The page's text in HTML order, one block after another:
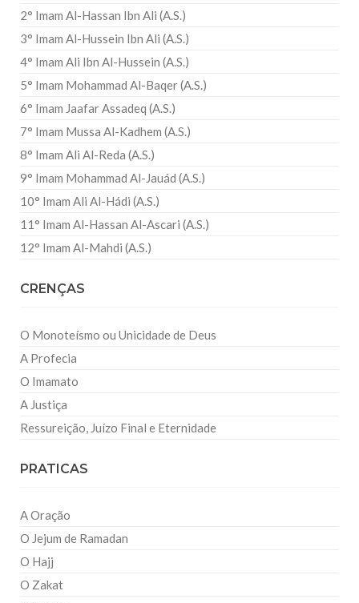
2° Imam Al-Hassan Ibn Ali (A.S.)
3° Imam Al-Hussein Ibn Ali (A.S.)
4° Imam Ali Ibn Al-Hussein (A.S.)
5° Imam Mohammad Al-Baqer (A.S.)
6° Imam Jaafar Assadeq (A.S.)
7° Imam Mussa Al-Kadhem (A.S.)
8° Imam Ali Al-Reda (A.S.)
9° Imam Mohammad Al-Jauád (A.S.)
10° Imam Ali Al-Hádi (A.S.)
11° Imam Al-Hassan Al-Ascari (A.S.)
12° Imam Al-Mahdi (A.S.)
CRENÇAS
O Monoteísmo ou Unicidade de Deus
A Profecia
O Imamato
A Justiça
Ressureição, Juízo Final e Eternidade
PRATICAS
A Oração
O Jejum de Ramadan
O Hajj
O Zakat